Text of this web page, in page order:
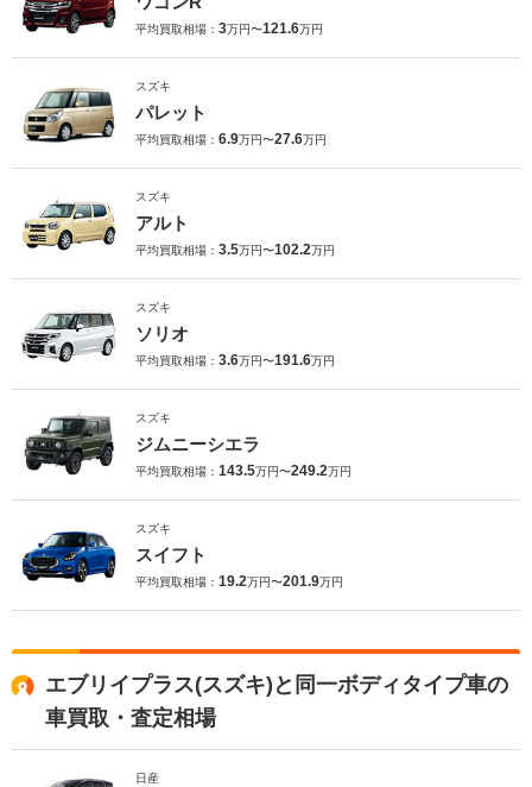
平均買取相場： 3万円〜121.6万円
スズキ
パレット
平均買取相場： 6.9万円〜27.6万円
スズキ
アルト
平均買取相場： 3.5万円〜102.2万円
スズキ
ソリオ
平均買取相場： 3.6万円〜191.6万円
スズキ
ジムニーシエラ
平均買取相場： 143.5万円〜249.2万円
スズキ
スイフト
平均買取相場： 19.2万円〜201.9万円
エブリイプラス(スズキ)と同一ボディタイプ車の
車買取・査定相場
日産